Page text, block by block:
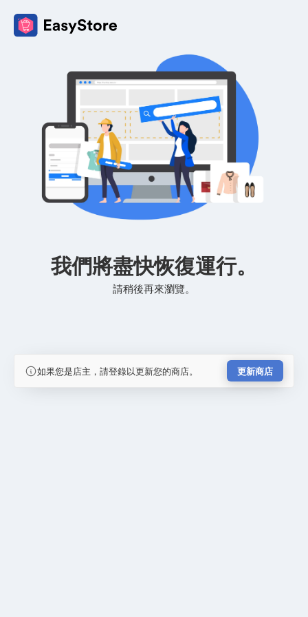
我們將盡快恢復運行。
請稍後再來瀏覽。
如果您是店主，請登錄以更新您的商店。 更新商店